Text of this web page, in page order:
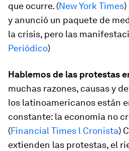
que ocurre. (New York Times)
y anunció un paquete de
la crisis, pero las
Periódico)
Hablemos de las protestas
muchas razones, causas y
los latinoamericanos están
constante: la economía no
(Financial Times l Cronista)
extienden las protestas, el